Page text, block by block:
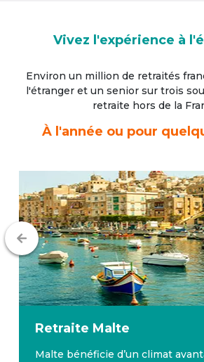
Vivez l'expérience à
Environ un million de retraités
l'étrangeret un senior sur trois
retraite hors de la
À l'année ou pour
Retraite Malte
Malte bénéficie d’un climat